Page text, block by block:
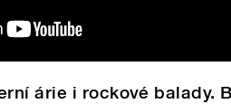
árie i rockové balady.